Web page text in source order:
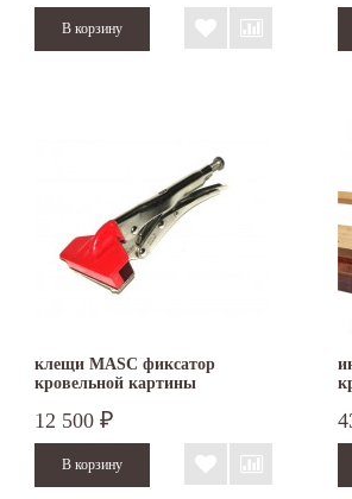
клещи MASC фиксатор
кровельной картины
12 500 ₽